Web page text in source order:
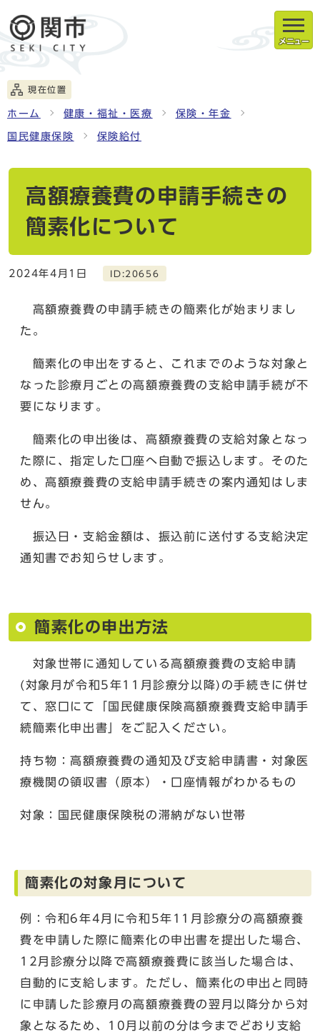
メニュー
現在位置
ホーム 健康・福祉・医療 保険・年金
国民健康保険 保険給付
高額療養費の申請手続きの
簡素化について
2024年4月1日 ID:20656
高額療養費の申請手続きの簡素化が始まりまし
た。
簡素化の申出をすると、これまでのような対象と
なった診療月ごとの高額療養費の支給申請手続が不
要になります。
簡素化の申出後は、高額療養費の支給対象となっ
た際に、指定した口座へ自動で振込します。そのた
め、高額療養費の支給申請手続きの案内通知はしま
せん。
振込日・支給金額は、振込前に送付する支給決定
通知書でお知らせします。
簡素化の申出方法
対象世帯に通知している高額療養費の支給申請
(対象月が令和5年11月診療分以降)の手続きに併せ
て、窓口にて「国民健康保険高額療養費支給申請手
続簡素化申出書」をご記入ください。
持ち物：高額療養費の通知及び支給申請書・対象医
療機関の領収書（原本）・口座情報がわかるもの
対象：国民健康保険税の滞納がない世帯
簡素化の対象月について
例：令和6年4月に令和5年11月診療分の高額療養
費を申請した際に簡素化の申出書を提出した場合、
12月診療分以降で高額療養費に該当した場合は、
自動的に支給します。ただし、簡素化の申出と同時
に申請した診療月の高額療養費の翌月以降分から対
象となるため、10月以前の分は今までどおり支給